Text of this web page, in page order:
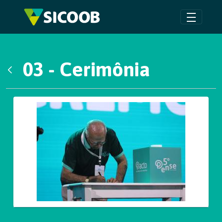
Pular para o Conteúdo principal
03 - Cerimônia
Galeria de Mídias